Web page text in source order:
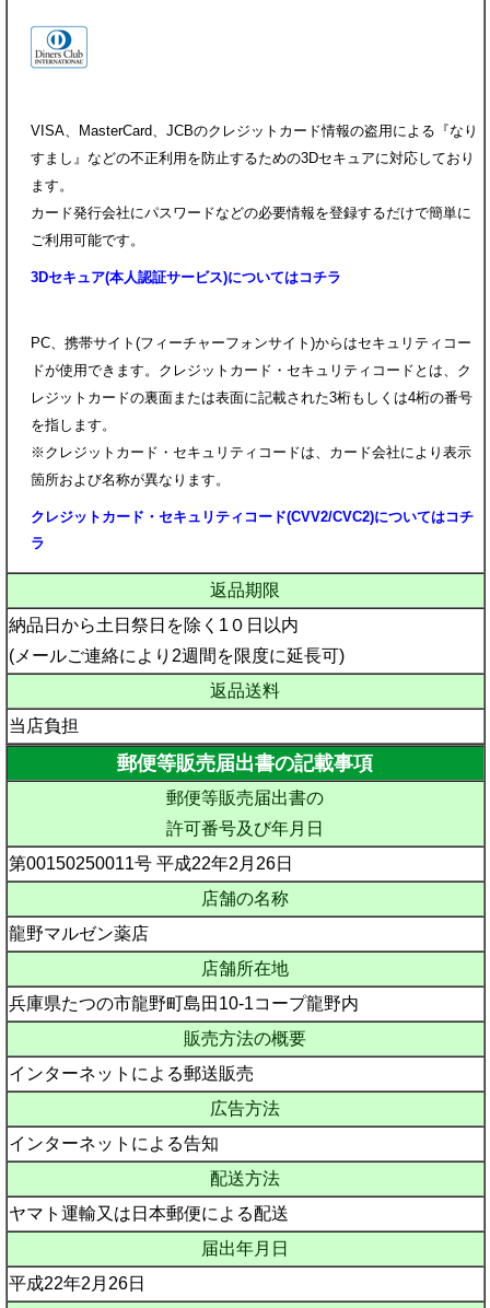
VISA、MasterCard、JCBのクレジットカード情報の盗用による『なり
すまし』などの不正利用を防止するための3Dセキュアに対応しており
ます。
カード発行会社にパスワードなどの必要情報を登録するだけで簡単に
ご利用可能です。
3Dセキュア(本人認証サービス)についてはコチラ
PC、携帯サイト(フィーチャーフォンサイト)からはセキュリティコー
ドが使用できます。クレジットカード・セキュリティコードとは、ク
レジットカードの裏面または表面に記載された3桁もしくは4桁の番号
を指します。
※クレジットカード・セキュリティコードは、カード会社により表示
箇所および名称が異なります。
クレジットカード・セキュリティコード(CVV2/CVC2)についてはコチ
ラ
返品期限
納品日から土日祭日を除く1０日以内
(メールご連絡により2週間を限度に延長可)
返品送料
当店負担
郵便等販売届出書の記載事項
郵便等販売届出書の
許可番号及び年月日
第00150250011号 平成22年2月26日
店舗の名称
龍野マルゼン薬店
店舗所在地
兵庫県たつの市龍野町島田10-1コープ龍野内
販売方法の概要
インターネットによる郵送販売
広告方法
インターネットによる告知
配送方法
ヤマト運輸又は日本郵便による配送
届出年月日
平成22年2月26日